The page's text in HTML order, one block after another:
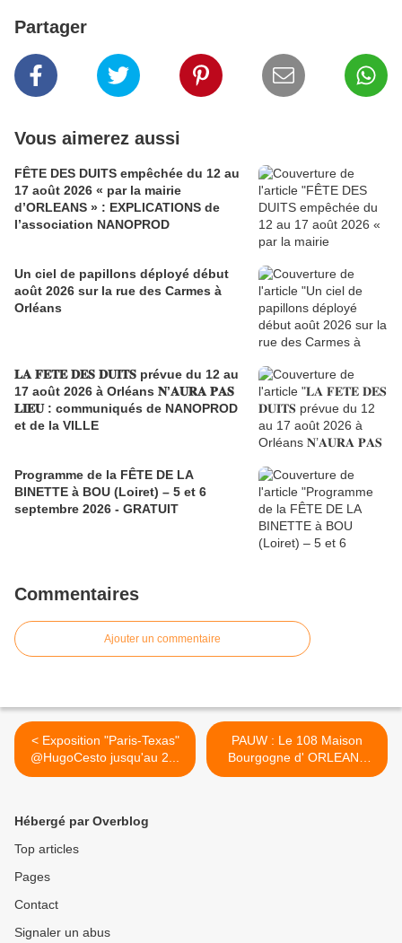
Partager
Vous aimerez aussi
FÊTE DES DUITS empêchée du 12 au
17 août 2026 « par la mairie
d’ORLEANS » : EXPLICATIONS de
l’association NANOPROD
Un ciel de papillons déployé début
août 2026 sur la rue des Carmes à
Orléans
𝐋𝐀 𝐅𝐄𝐓𝐄 𝐃𝐄𝐒 𝐃𝐔𝐈𝐓𝐒 prévue du 12 au
17 août 2026 à Orléans 𝐍’𝐀𝐔𝐑𝐀 𝐏𝐀𝐒
𝐋𝐈𝐄𝐔 : communiqués de NANOPROD
et de la VILLE
Programme de la FÊTE DE LA
BINETTE à BOU (Loiret) – 5 et 6
septembre 2026 - GRATUIT
Commentaires
Ajouter un commentaire
< Exposition "Paris-Texas"
@HugoCesto jusqu'au 2...
PAUW : Le 108 Maison
Bourgogne d' ORLEANS
balance entre psyché 70's
Hébergé par Overblog
Top articles
Pages
Contact
Signaler un abus